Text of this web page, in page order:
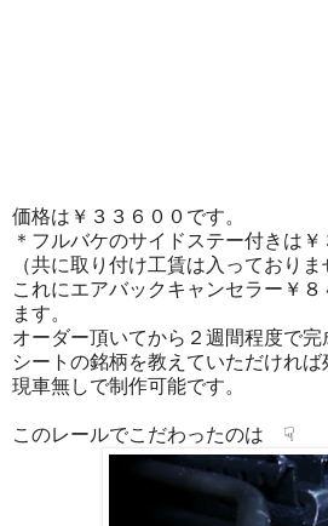
価格は￥３３６００です。
＊フルバケのサイドステー付きは￥
（共に取り付け工賃は入っておりま
これにエアバックキャンセラー￥８
ます。
オーダー頂いてから２週間程度で完
シートの銘柄を教えていただけれ
現車無しで制作可能です。
このレールでこだわったのは ☟